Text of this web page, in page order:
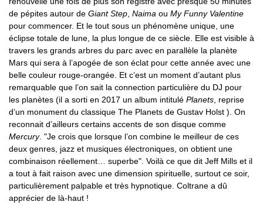
de pépites autour de Giant Step Naima ou My Funny Valentine
pour commencer. Et le tout sous un phénomène unique, une
éclipse totale de lune, la plus longue de ce siècle. Elle est visible à
travers les grands arbres du parc avec en parallèle la planète
Mars qui sera à l’apogée de son éclat pour cette année avec une
belle couleur rouge-orangée. Et c’est un moment d’autant plus
remarquable que l’on sait la connection particulière du DJ pour
les planètes (il a sorti en 2017 un album intitulé Planets , reprise
d’un monument du classique The Planets de Gustav Holst ). On
reconnait d’ailleurs certains accents de son disque comme
Mercury. "Je crois que lorsque l’on combine le meilleur de ces
deux genres, jazz et musiques électroniques, on obtient une
combinaison réellement… superbe". Voilà ce que dit Jeff Mills et il
a tout à fait raison avec une dimension spirituelle, surtout ce soir,
particulièrement palpable et très hypnotique. Coltrane a dû
apprécier de là-haut !